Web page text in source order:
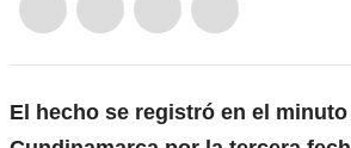
El hecho se registró en el